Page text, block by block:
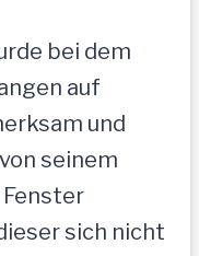
bei dem
auf
und
seinem
sich nicht